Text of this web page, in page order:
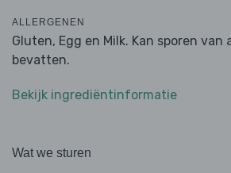
ALLERGENEN
Gluten, Egg en Milk. Kan sporen van
bevatten.
Bekijk ingrediëntinformatie
Wat we sturen